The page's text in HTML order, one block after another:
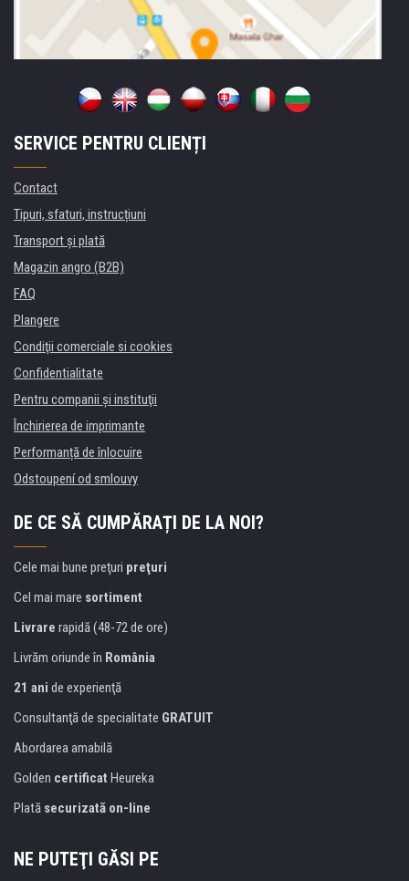
SERVICE PENTRU CLIENȚI
Contact
Tipuri, sfaturi, instrucțiuni
Transport şi plată
Magazin angro (B2B)
FAQ
Plangere
Condiţii comerciale si cookies
Confidentialitate
Pentru companii și instituţii
Închirierea de imprimante
Performanță de înlocuire
Odstoupení od smlouvy
DE CE SĂ CUMPĂRAȚI DE LA NOI?
Cele mai bune preţuri preţuri
Cel mai mare sortiment
Livrare rapidă (48-72 de ore)
Livrăm oriunde în România
21 ani de experienţă
Consultanţă de specialitate GRATUIT
Abordarea amabilă
Golden certificat Heureka
Plată securizată on-line
NE PUTEŢI GĂSI PE